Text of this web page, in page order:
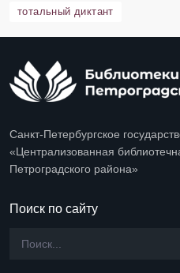
тотальный диктант
Санкт-Петербургское
«Централизованная
Петроградского района»
Поиск по сайту